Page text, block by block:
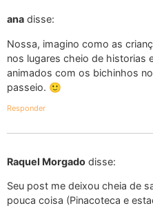
ana disse:
Nossa, imagino como as
nos lugares cheio de historias
animados com os bichinhos
passeio. 🙂
Responder
Raquel Morgado disse:
Seu post me deixou cheia de
pouca coisa (Pinacoteca e